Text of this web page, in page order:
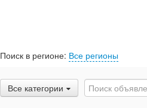
Поиск в регионе: Все регионы
Все категории